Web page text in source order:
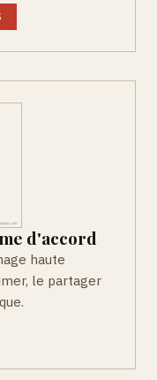
d'accord
haute
le partager